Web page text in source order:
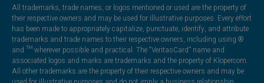
All trademarks, trade names, or logos mentioned or used are the property of
their respective owners and may be used for illustrative purposes. Every effort
has been made to appropriately capitalize, punctuate, identify, and attribute
trademarks and trade names to their respective owners, including using ®
and ™ wherever possible and practical. The “VeritasCard” name and
associated logos and marks are trademarks and the property of Klopercom.
All other trademarks are the property of their respective owners and may be